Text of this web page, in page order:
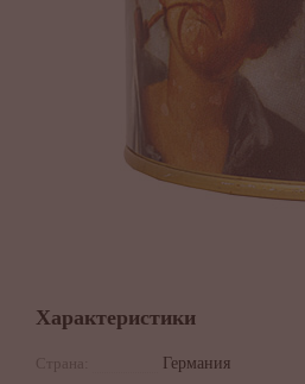
Характеристики
Страна:
Германия